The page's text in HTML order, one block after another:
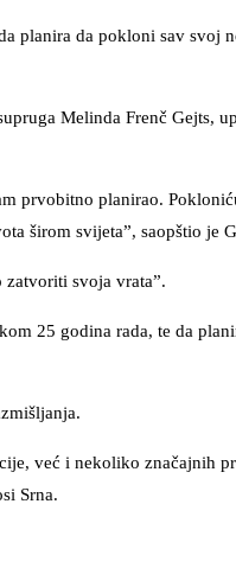
planira da pokloni sav svoj
Melinda Frenč Gejts,
prvobitno planirao.
širom svijeta”, saopštio je
zatvoriti svoja vrata”.
25 godina rada, te da
već i nekoliko značajnih
Srna.